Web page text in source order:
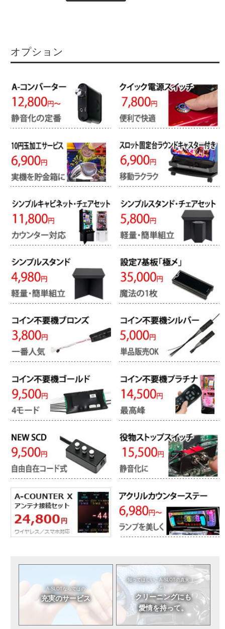
オプション
A-SLOTならではの
充実のサービス
知ってほしい。A-SLOTの真実（こ
と）
クリーニングにも
愛情を持って。